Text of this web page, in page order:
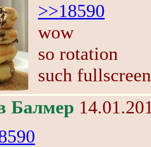
>>18590
wow
so rotation
such fullscreen
Балмер